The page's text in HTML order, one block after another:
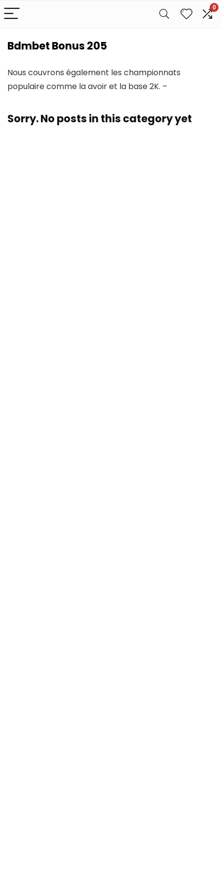
0
Bdmbet Bonus 205
Nous couvrons également les championnats
populaire comme la avoir et la base 2K. –
Sorry. No posts in this category yet